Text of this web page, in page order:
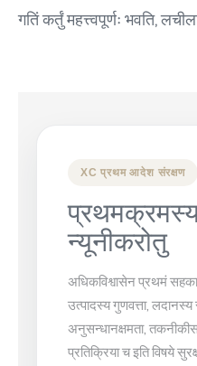
गतिं कर्तुं महत्त्वपूर्णः भवति,
XC प्रथम आदेश संरक्षण
न्यूनीकरोतु
अधिकविश्वासेन प्रथमं
उत्पादस्य गुणवत्ता,
अनुसन्धानक्षमता,
प्रतिक्रिया च इति विषये